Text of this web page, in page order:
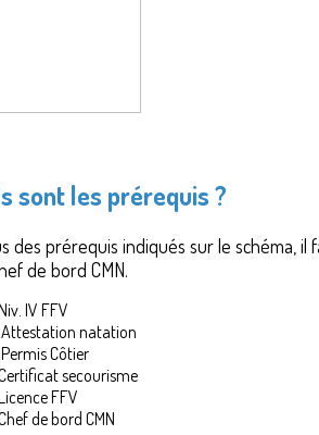
sont les prérequis ?
des prérequis indiqués sur le schéma, il
de bord CMN.
IV FFV
Attestation natation
Permis Côtier
secourisme
FFV
de bord CMN